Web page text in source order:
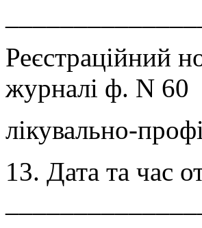
Реєстраційний
журналі ф. N 60
лікувально-
13. Дата та час